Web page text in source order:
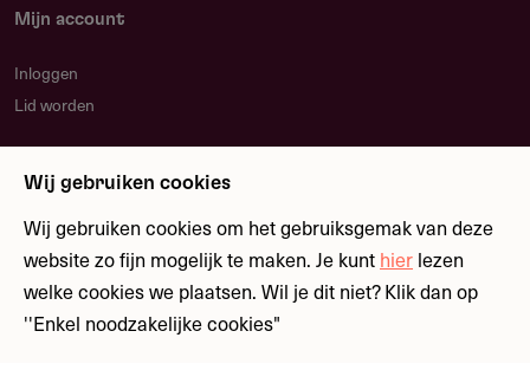
regeling/verstrekker
Relevante links
Dinamo Fonds
Mijn account
Inloggen
Lid worden
Blijf op de hoogte over nieuwe regelingen en
fondsen
Meld je aan
Wij gebruiken cookies
Wij gebruiken cookies om het gebruiksgemak van deze
website zo fijn mogelijk te maken. Je kunt hier lezen
welke cookies we plaatsen. Wil je dit niet? Klik dan op
''Enkel noodzakelijke cookies"